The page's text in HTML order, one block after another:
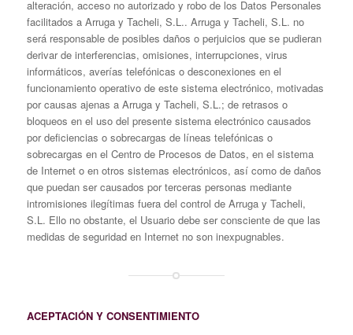
alteración, acceso no autorizado y robo de los Datos Personales
facilitados a Arruga y Tacheli, S.L.. Arruga y Tacheli, S.L. no
será responsable de posibles daños o perjuicios que se pudieran
derivar de interferencias, omisiones, interrupciones, virus
informáticos, averías telefónicas o desconexiones en el
funcionamiento operativo de este sistema electrónico, motivadas
por causas ajenas a Arruga y Tacheli, S.L.; de retrasos o
bloqueos en el uso del presente sistema electrónico causados
por deficiencias o sobrecargas de líneas telefónicas o
sobrecargas en el Centro de Procesos de Datos, en el sistema
de Internet o en otros sistemas electrónicos, así como de daños
que puedan ser causados por terceras personas mediante
intromisiones ilegítimas fuera del control de Arruga y Tacheli,
S.L. Ello no obstante, el Usuario debe ser consciente de que las
medidas de seguridad en Internet no son inexpugnables.
ACEPTACIÓN Y CONSENTIMIENTO